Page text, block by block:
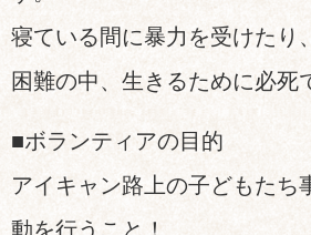
寝ている間に暴力を受けたり
困難の中、生きるために必死
■ボランティアの目的
アイキャン路上の子どもた
動を行うこと！